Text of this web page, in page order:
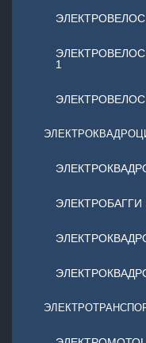
1
ЭЛЕКТРОБАГГИ